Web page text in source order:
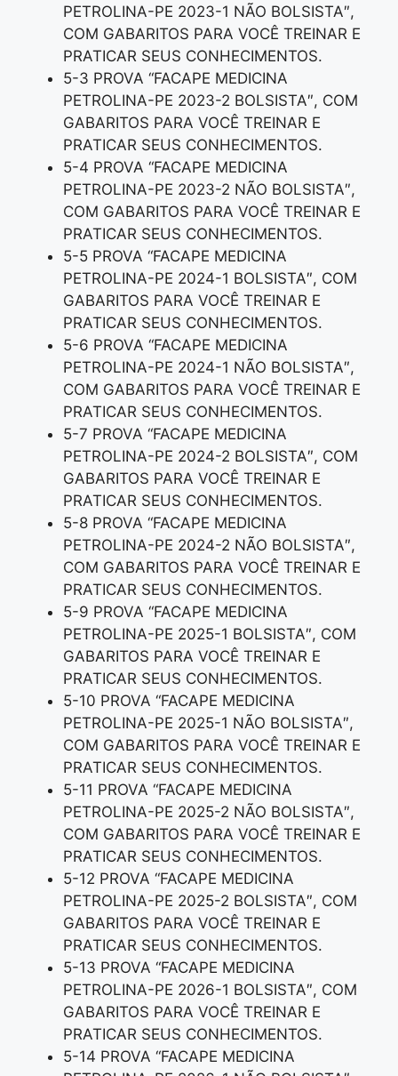
PETROLINA-PE 2023-1 NÃO BOLSISTA″,
COM GABARITOS PARA VOCÊ TREINAR E
PRATICAR SEUS CONHECIMENTOS.
5-3 PROVA “FACAPE MEDICINA
PETROLINA-PE 2023-2 BOLSISTA″, COM
GABARITOS PARA VOCÊ TREINAR E
PRATICAR SEUS CONHECIMENTOS.
5-4 PROVA “FACAPE MEDICINA
PETROLINA-PE 2023-2 NÃO BOLSISTA″,
COM GABARITOS PARA VOCÊ TREINAR E
PRATICAR SEUS CONHECIMENTOS.
5-5 PROVA “FACAPE MEDICINA
PETROLINA-PE 2024-1 BOLSISTA″, COM
GABARITOS PARA VOCÊ TREINAR E
PRATICAR SEUS CONHECIMENTOS.
5-6 PROVA “FACAPE MEDICINA
PETROLINA-PE 2024-1 NÃO BOLSISTA″,
COM GABARITOS PARA VOCÊ TREINAR E
PRATICAR SEUS CONHECIMENTOS.
5-7 PROVA “FACAPE MEDICINA
PETROLINA-PE 2024-2 BOLSISTA″, COM
GABARITOS PARA VOCÊ TREINAR E
PRATICAR SEUS CONHECIMENTOS.
5-8 PROVA “FACAPE MEDICINA
PETROLINA-PE 2024-2 NÃO BOLSISTA″,
COM GABARITOS PARA VOCÊ TREINAR E
PRATICAR SEUS CONHECIMENTOS.
5-9 PROVA “FACAPE MEDICINA
PETROLINA-PE 2025-1 BOLSISTA″, COM
GABARITOS PARA VOCÊ TREINAR E
PRATICAR SEUS CONHECIMENTOS.
5-10 PROVA “FACAPE MEDICINA
PETROLINA-PE 2025-1 NÃO BOLSISTA″,
COM GABARITOS PARA VOCÊ TREINAR E
PRATICAR SEUS CONHECIMENTOS.
5-11 PROVA “FACAPE MEDICINA
PETROLINA-PE 2025-2 NÃO BOLSISTA″,
COM GABARITOS PARA VOCÊ TREINAR E
PRATICAR SEUS CONHECIMENTOS.
5-12 PROVA “FACAPE MEDICINA
PETROLINA-PE 2025-2 BOLSISTA″, COM
GABARITOS PARA VOCÊ TREINAR E
PRATICAR SEUS CONHECIMENTOS.
5-13 PROVA “FACAPE MEDICINA
PETROLINA-PE 2026-1 BOLSISTA″, COM
GABARITOS PARA VOCÊ TREINAR E
PRATICAR SEUS CONHECIMENTOS.
5-14 PROVA “FACAPE MEDICINA